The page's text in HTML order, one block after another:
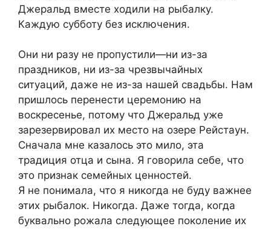
Джеральд вместе ходили на рыбалку.
Каждую субботу без исключения.
Они ни разу не пропустили—ни из-за
праздников, ни из-за чрезвычайных
ситуаций, даже не из-за нашей свадьбы. Нам
пришлось перенести церемонию на
воскресенье, потому что Джеральд уже
зарезервировал их место на озере Рейстаун.
Сначала мне казалось это мило, эта
традиция отца и сына. Я говорила себе, что
это признак семейных ценностей.
Я не понимала, что я никогда не буду важнее
этих рыбалок. Никогда. Даже тогда, когда
буквально рожала следующее поколение их